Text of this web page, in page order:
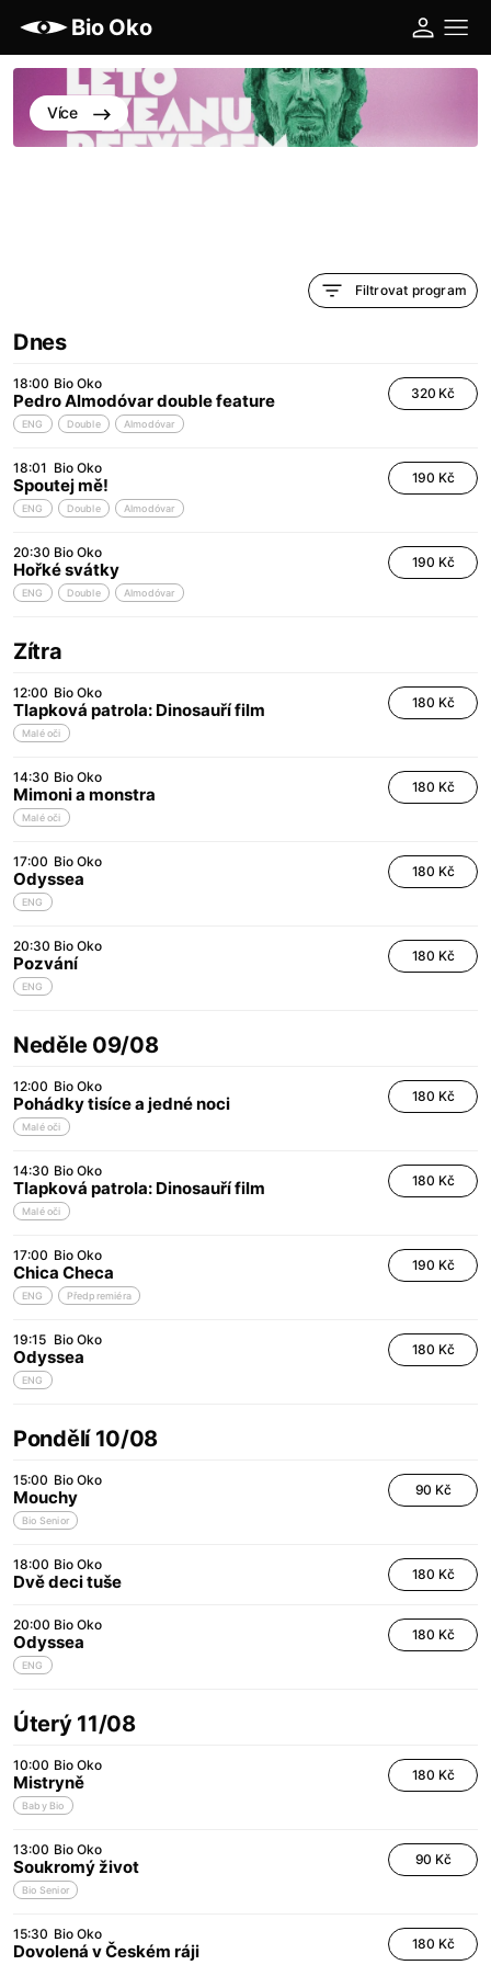
Bio Oko
Více
Filtrovat program
Dnes
18:00 Bio Oko
Pedro Almodóvar double feature
ENG Double Almodóvar
320 Kč
18:01 Bio Oko
Spoutej mě!
ENG Double Almodóvar
190 Kč
20:30 Bio Oko
Hořké svátky
ENG Double Almodóvar
190 Kč
Zítra
12:00 Bio Oko
Tlapková patrola: Dinosauří film
Malé oči
180 Kč
14:30 Bio Oko
Mimoni a monstra
Malé oči
180 Kč
17:00 Bio Oko
Odyssea
ENG
180 Kč
20:30 Bio Oko
Pozvání
ENG
180 Kč
Neděle 09/08
12:00 Bio Oko
Pohádky tisíce a jedné noci
Malé oči
180 Kč
14:30 Bio Oko
Tlapková patrola: Dinosauří film
Malé oči
180 Kč
17:00 Bio Oko
Chica Checa
ENG Předpremiéra
190 Kč
19:15 Bio Oko
Odyssea
ENG
180 Kč
Pondělí 10/08
15:00 Bio Oko
Mouchy
Bio Senior
90 Kč
18:00 Bio Oko
Dvě deci tuše 180 Kč
20:00 Bio Oko
Odyssea
ENG
180 Kč
Úterý 11/08
10:00 Bio Oko
Mistryně
Baby Bio
180 Kč
13:00 Bio Oko
Soukromý život
Bio Senior
90 Kč
15:30 Bio Oko
Dovolená v Českém ráji 180 Kč